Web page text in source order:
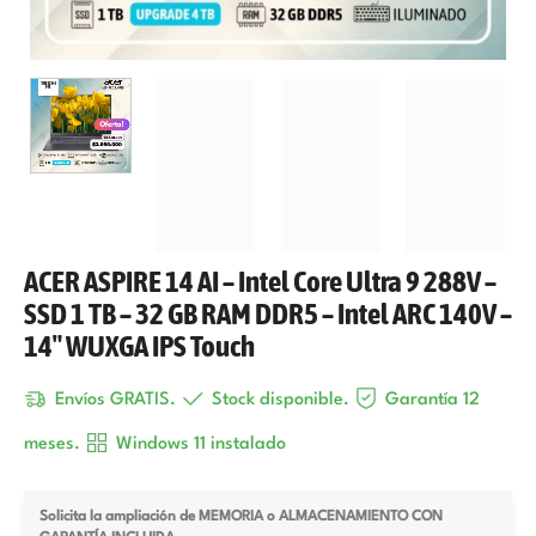
ACER ASPIRE 14 AI – Intel Core Ultra 9 288V –
SSD 1 TB – 32 GB RAM DDR5 – Intel ARC 140V –
14″ WUXGA IPS Touch
Envíos GRATIS. Stock disponible. Garantía 12
meses. Windows 11 instalado
Solicita la ampliación de MEMORIA o ALMACENAMIENTO CON